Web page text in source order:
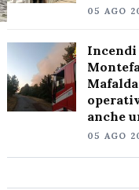
05 AGO
anche
05 AGO